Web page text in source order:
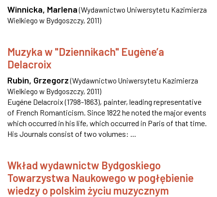
Winnicka, Marlena (Wydawnictwo Uniwersytetu Kazimierza
Wielkiego w Bydgoszczy, 2011)
Muzyka w "Dziennikach" Eugène’a
Delacroix
Rubin, Grzegorz (Wydawnictwo Uniwersytetu Kazimierza
Wielkiego w Bydgoszczy, 2011)
Eugéne Delacroix (1798-1863), painter, leading representative
of French Romanticism. Since 1822 he noted the major events
which occurred in his life, which occurred in Paris of that time.
His Journals consist of two volumes: ...
Wkład wydawnictw Bydgoskiego
Towarzystwa Naukowego w pogłębienie
wiedzy o polskim życiu muzycznym